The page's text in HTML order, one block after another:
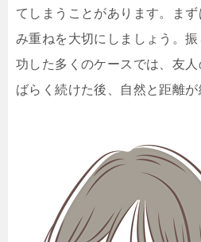
てしまうことがあります。ま
み重ねを大切にしましょう。
功した多くのケースでは、友
ばらく続けた後、自然と距離が